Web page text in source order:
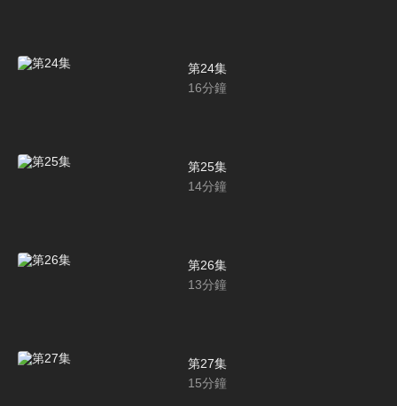
第24集
16分鐘
第25集
14分鐘
第26集
13分鐘
第27集
15分鐘